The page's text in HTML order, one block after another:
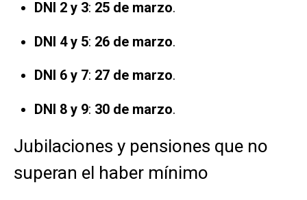
DNI 2 y 3: 25 de marzo.
DNI 4 y 5: 26 de marzo.
DNI 6 y 7: 27 de marzo.
DNI 8 y 9: 30 de marzo.
Jubilaciones y pensiones que no
superan el haber mínimo